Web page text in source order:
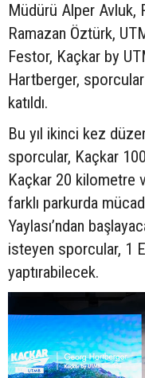
Müdürü Alper Avluk,
Ramazan Öztürk,
Festor, Kaçkar by
Hartberger,
katıldı.
Bu yıl ikinci kez
sporcular, Kaçkar
Kaçkar 20 kilometre
farklı parkurda
Yaylası’ndan
isteyen sporcular, 1
yaptırabilecek.